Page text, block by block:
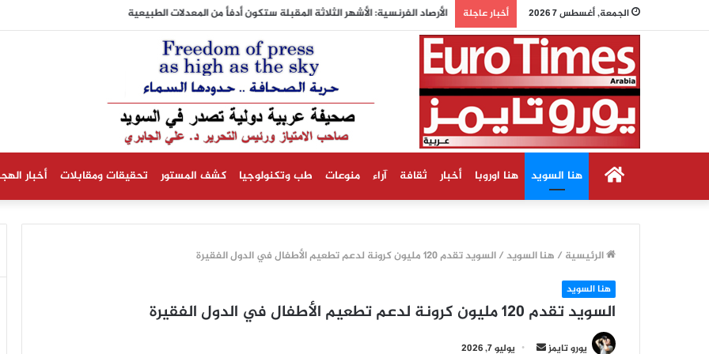
الجمعة, أغسطس 7 2026 أخبار عاجلة الأرصاد الفرنسية: الأشهر الثلاثة المقبلة ستكون أدفأ من المعدلات الطبيعية
الرئيسيةهنا السويد هنا اوروبا أخبار ثقافة آراء منوعات طب وتكنولوجيا كشف المستور تحقيقات ومقابلات أخبار
الرئيسية / هنا السويد/السويد تقدم 120 مليون كرونة لدعم تطعيم الأطفال في الدول الفقيرة
هنا السويد
السويد تقدم 120 مليون كرونة لدعم تطعيم الأطفال في الدول الفقيرة
يورو تايمز
أرسل يوليو 7, 2026